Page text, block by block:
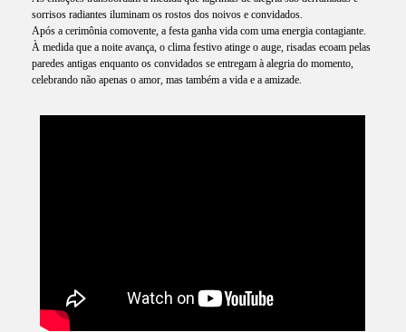
sorrisos radiantes iluminam os rostos dos noivos e convidados.
Após a cerimônia comovente, a festa ganha vida com uma energia contagiante.
À medida que a noite avança, o clima festivo atinge o auge, risadas ecoam pelas
paredes antigas enquanto os convidados se entregam à alegria do momento,
celebrando não apenas o amor, mas também a vida e a amizade.